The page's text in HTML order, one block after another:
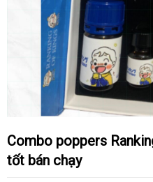
Combo poppers Ranking Of Kings Nhật bản giá
tốt bán chạy